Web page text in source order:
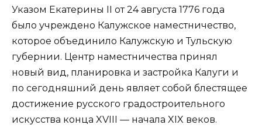
Указом Екатерины II от 24 августа 1776 года
было учреждено Калужское наместничество,
которое объединило Калужскую и Тульскую
губернии. Центр наместничества принял
новый вид, планировка и застройка Калуги и
по сегодняшний день являет собой блестящее
достижение русского градостроительного
искусства конца XVIII — начала XIX веков.